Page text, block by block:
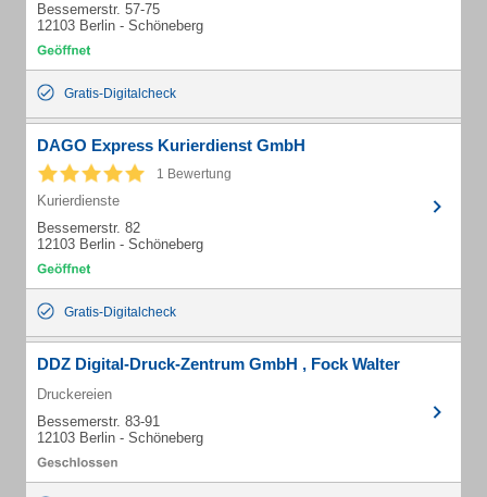
Bessemerstr. 57-75
12103 Berlin - Schöneberg
Gratis-Digitalcheck
DAGO Express Kurierdienst GmbH
1 Bewertung
Kurierdienste
Bessemerstr. 82
12103 Berlin - Schöneberg
Gratis-Digitalcheck
DDZ Digital-Druck-Zentrum GmbH , Fock Walter
Druckereien
Bessemerstr. 83-91
12103 Berlin - Schöneberg